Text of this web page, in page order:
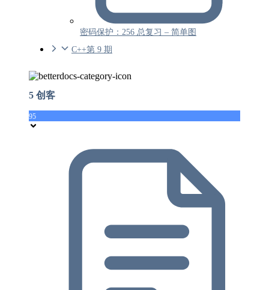
密码保护：256 总复习 – 简单图
C++第 9 期
5 创客
95